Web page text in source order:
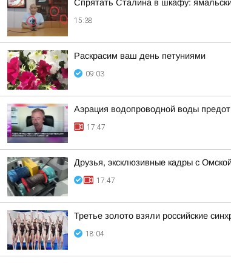
Спрятать Сталина в шкафу:
15:38
Раскрасим ваш день петуниями
09:03
Аэрация водопроводной воды
17:47
Друзья, эксклюзивные кадры с
17:47
Третье золото взяли российские
18:04